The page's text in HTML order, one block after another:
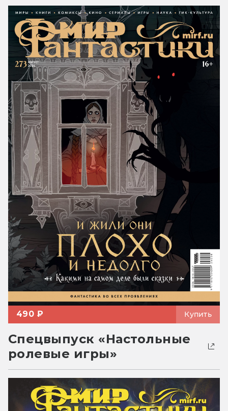
490 ₽ Купить
Спецвыпуск «Настольные
ролевые игры»